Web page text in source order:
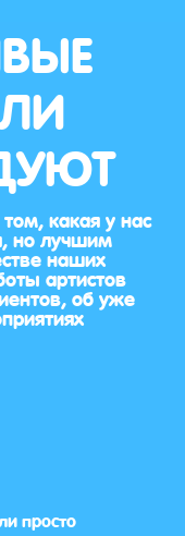
какая у нас
но лучшим
наших
артистов
об уже
просто